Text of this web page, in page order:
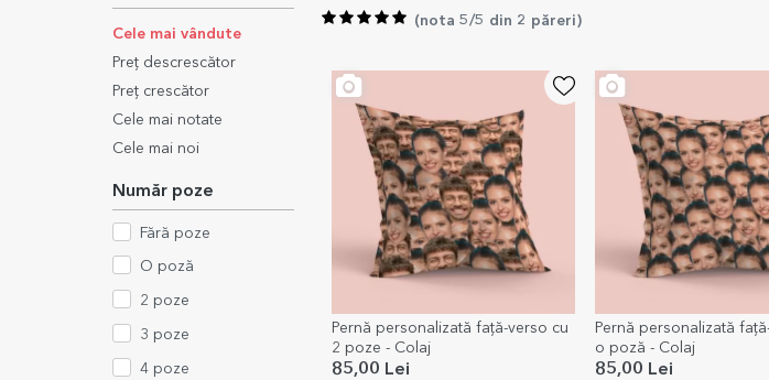
Cele mai vândute
Preț descrescător
Preț crescător
Cele mai notate
Cele mai noi
Număr poze
Fără poze
O poză
2 poze
3 poze
4 poze
(nota 5/5 din 2 păreri )
Pernă personalizată față-verso cu
2 poze - Colaj
85,00 Lei
Pernă personalizată
o poză - Colaj
85,00 Lei